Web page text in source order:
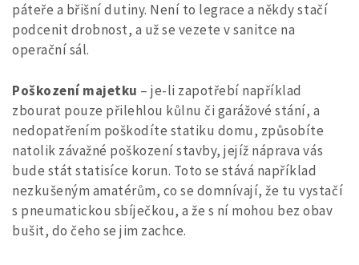
páteře a břišní dutiny. Není to legrace a někdy stačí
podcenit drobnost, a už se vezete v sanitce na
operační sál.
Poškození majetku – je-li zapotřebí například
zbourat pouze přilehlou kůlnu či garážové stání, a
nedopatřením poškodíte statiku domu, způsobíte
natolik závažné poškození stavby, jejíž náprava vás
bude stát statisíce korun. Toto se stává například
nezkušeným amatérům, co se domnívají, že tu vystačí
s pneumatickou sbíječkou, a že s ní mohou bez obav
bušit, do čeho se jim zachce.